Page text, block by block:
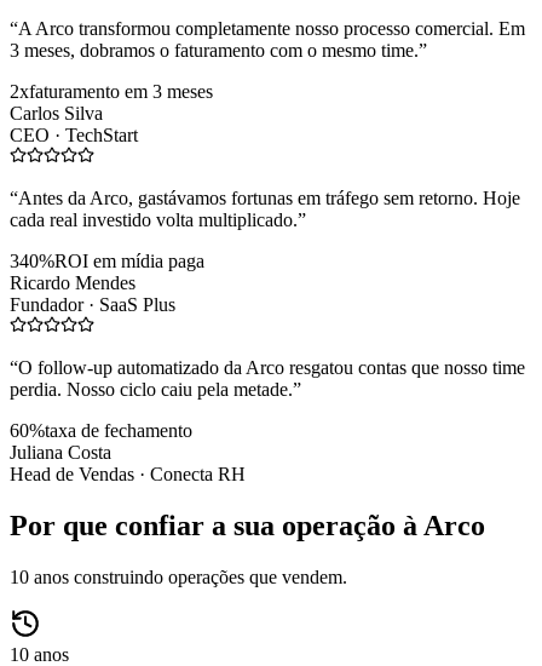
“A Arco transformou completamente nosso processo comercial. Em
3 meses, dobramos o faturamento com o mesmo time.”
2xfaturamento em 3 meses
Carlos Silva
CEO · TechStart
“Antes da Arco, gastávamos fortunas em tráfego sem retorno. Hoje
cada real investido volta multiplicado.”
340%ROI em mídia paga
Ricardo Mendes
Fundador · SaaS Plus
“O follow-up automatizado da Arco resgatou contas que nosso time
perdia. Nosso ciclo caiu pela metade.”
60%taxa de fechamento
Juliana Costa
Head de Vendas · Conecta RH
Por que confiar a sua operação à Arco
10 anos construindo operações que vendem.
10 anos